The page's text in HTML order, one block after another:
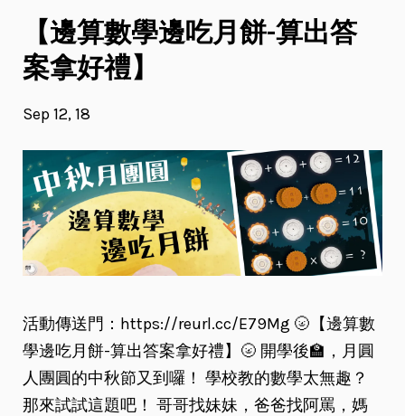
【邊算數學邊吃月餅-算出答
案拿好禮】
Sep 12, 18
活動傳送門：https://reurl.cc/E79Mg 🌝【邊算數
學邊吃月餅-算出答案拿好禮】🌝 開學後🏫，月圓
人團圓的中秋節又到囉！ 學校教的數學太無趣？
那來試試這題吧！ 哥哥找妹妹，爸爸找阿罵，媽